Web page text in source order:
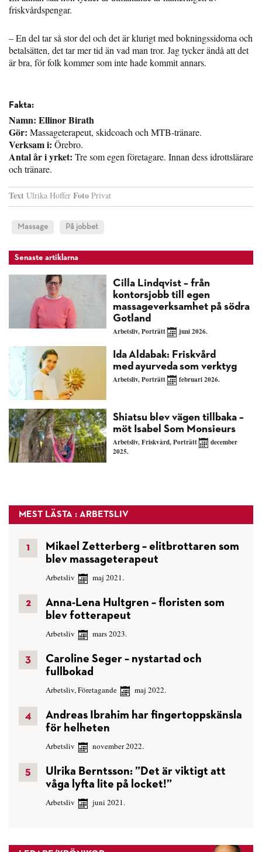
friskvårdspengar.
– En del tar så stor del och det är klurigt med bokningssidorna och
betalsätten, det tar mer tid än vad man tror. Jag tycker ändå att det
är bra, för folk kommer som inte hade kommit annars.
Fakta:
Namn: Ellinor Birath
Gör: Massageterapeut, skidcoach och MTB-tränare.
Verksam i: Örebro.
Antal år i yrket: Tre som egen företagare. Innan dess idrottslärare
och tränare.
Text Ulrika Hoffer Foto Privat
Massage På jobbet
Senaste artiklarna
Cilla Lindqvist – från
kontorsjobb till egen
massageverksamhet på södra
Gotland
Arbetsliv,Porträtt juni 2026.
Ida Aldabak: Friskvård
med ayurveda som verktyg
Arbetsliv,Porträtt februari 2026.
Shiatsu blev vägen tillbaka –
möt Isabel Som Monsieurs
Arbetsliv,Friskvård,Porträtt
december
2025.
MEST LÄSTA : ARBETSLIV
Mikael Zetterberg – elitbrottaren som
blev massageterapeut
Arbetsliv maj 2021.
Anna-Lena Hultgren – floristen som
blev fotterapeut
Arbetsliv mars 2023.
Caroline Seger – nystartad och
fullbokad
Arbetsliv,Företagande maj 2022.
Andreas Ibrahim har fingertoppskänsla
för helheten
Arbetsliv november 2022.
Ulrika Berntsson: ”Det är viktigt att
våga lyfta lite på locket!”
Arbetsliv juni 2021.